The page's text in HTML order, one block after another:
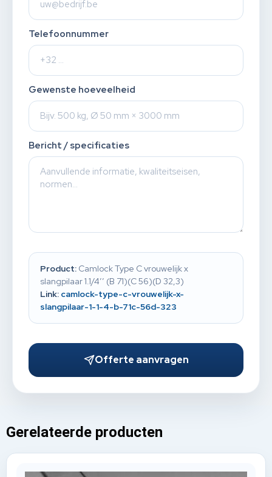
Telefoonnummer
Gewenste hoeveelheid
Bericht / specificaties
Product: Camlock Type C vrouwelijk x
slangpilaar 1.1/4’’ (B 71)(C 56)(D 32,3)
Link: camlock-type-c-vrouwelijk-x-
slangpilaar-1-1-4-b-71c-56d-323
Offerte aanvragen
Gerelateerde producten